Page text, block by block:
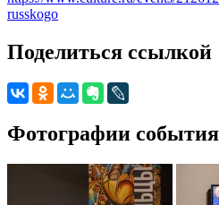
russkogo
Поделиться ссылкой
Фотографии события